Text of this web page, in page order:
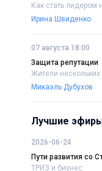
Как стать лидером
Ирина Швиденко
07 августа 18:00
Защита репутации
Жители
Микаэль Дубухов
Лучшие
2026-06-24
Пути развития со
ТРИЗ и бизнес